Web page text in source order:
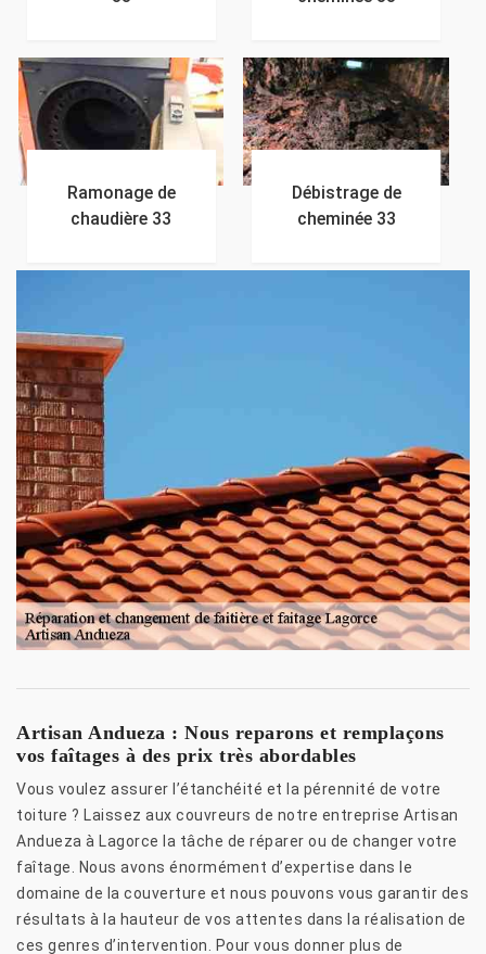
Ramonage de
chaudière 33
Débistrage de
cheminée 33
Artisan Andueza : Nous reparons et remplaçons
vos faîtages à des prix très abordables
Vous voulez assurer l’étanchéité et la pérennité de votre
toiture ? Laissez aux couvreurs de notre entreprise Artisan
Andueza à Lagorce la tâche de réparer ou de changer votre
faîtage. Nous avons énormément d’expertise dans le
domaine de la couverture et nous pouvons vous garantir des
résultats à la hauteur de vos attentes dans la réalisation de
ces genres d’intervention. Pour vous donner plus de